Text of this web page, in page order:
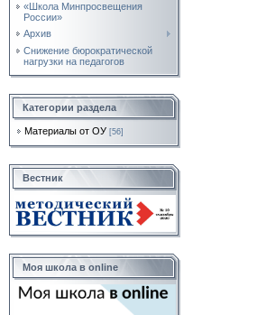
«Школа Минпросвещения
России»
Архив
Снижение бюрократической
нагрузки на педагогов
Категории раздела
Материалы от ОУ [56]
Вестник
Моя школа в online